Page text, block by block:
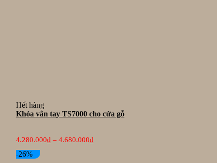
Hết hàng
Khóa vân tay TS7000 cho cửa gỗ
4.280.000₫ – 4.680.000₫Khoảng
giá:
-26%